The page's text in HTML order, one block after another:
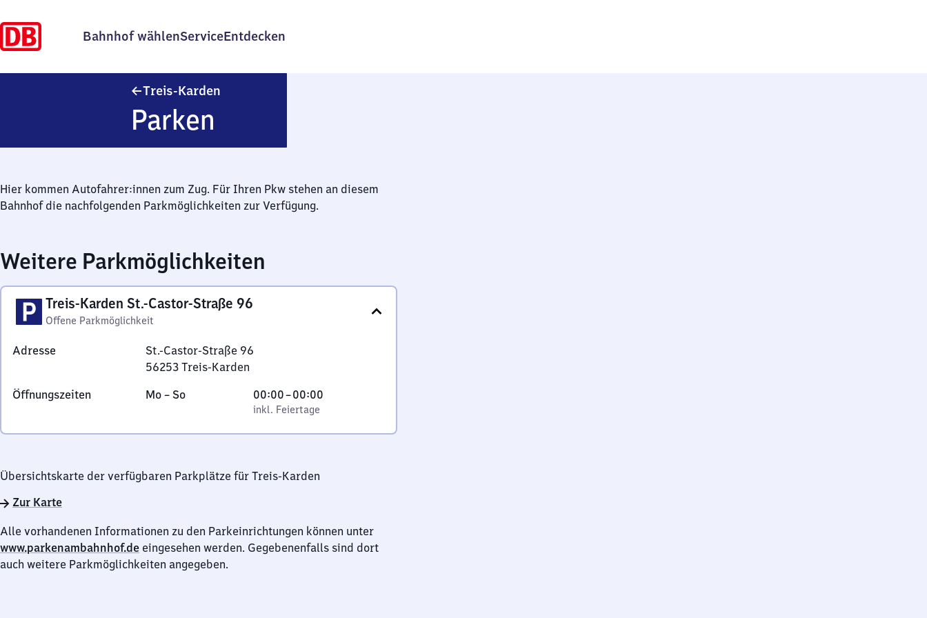
Bahnhof wählenServiceEntdecken
Treis-Karden
Parken
Hier kommen Autofahrer:innen zum Zug. Für Ihren Pkw stehen an diesem
Bahnhof die nachfolgenden Parkmöglichkeiten zur Verfügung.
Weitere Parkmöglichkeiten
Treis-Karden St.-Castor-Straße 96
Offene Parkmöglichkeit
Adresse
St.-Castor-Straße 96
56253 Treis-Karden
Castor-
96,
2
Treis-
Karden
Öffnungszeiten
Montag
Mo –So,
inkl. Feiertage
00:00–00:00
Von
0
Uhr
inkl. Feiertage
Übersichtskarte der verfügbaren Parkplätze für Treis-Karden
Zur Karte
Alle vorhandenen Informationen zu den Parkeinrichtungen können unter
www.parkenambahnhof.de eingesehen werden. Gegebenenfalls sind dort
auch weitere Parkmöglichkeiten angegeben.